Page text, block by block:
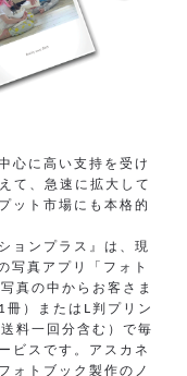
心に高い支持を受け
て、急速に拡大して
ット市場にも本格的
ョンプラス』は、現
写真アプリ「フォト
真の中からお客さま
冊）またはL判プリン
料一回分含む）で毎
ビスです。アスカネ
ォトブック製作のノ